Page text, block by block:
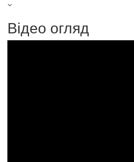
Відео огляд